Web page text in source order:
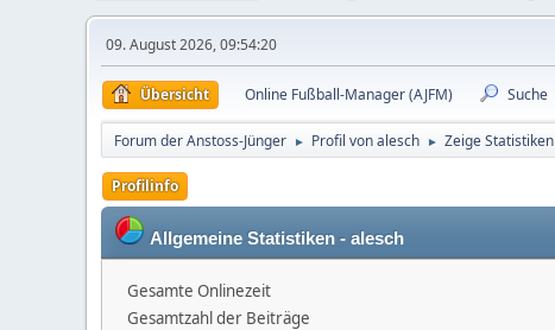
09. August 2026, 09:54:20
Übersicht Online Fußball-Manager (AJFM) Suche
Forum der Anstoss-Jünger ► Profil von alesch ► Zeige Statistiken
Profilinfo
Allgemeine Statistiken - alesch
Gesamte Onlinezeit
Gesamtzahl der Beiträge